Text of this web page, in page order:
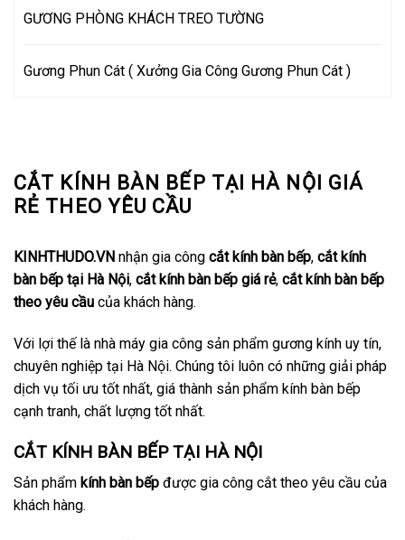
CẮT KÍNH BÀN BẾP TẠI HÀ NỘI GIÁ
RẺ THEO YÊU CẦU
KINHTHUDO.VN nhận gia công cắt kính bàn bếp, cắt kính
bàn bếp tại Hà Nội, cắt kính bàn bếp giá rẻ, cắt kính bàn bếp
theo yêu cầu của khách hàng.
Với lợi thế là nhà máy gia công sản phẩm gương kính uy tín,
chuyên nghiệp tại Hà Nội. Chúng tôi luôn có những giải pháp
dịch vụ tối ưu tốt nhất, giá thành sản phẩm kính bàn bếp
cạnh tranh, chất lượng tốt nhất.
CẮT KÍNH BÀN BẾP TẠI HÀ NỘI
Sản phẩm kính bàn bếp được gia công cắt theo yêu cầu của
khách hàng.
GƯƠNG PHÒNG KHÁCH TREO TƯỜNG
Gương Phun Cát ( Xưởng Gia Công Gương Phun Cát )